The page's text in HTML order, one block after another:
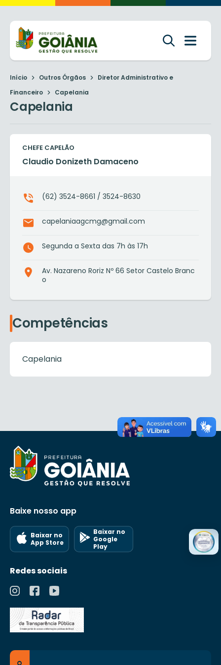
Início Outros Órgãos
Diretor Administrativo e
Financeiro
Capelania
Capelania
CHEFE CAPELÃO
Claudio Donizeth Damaceno
(62) 3524-8661 / 3524-8630
capelaniaagcmg@gmail.com
Segunda a Sexta das 7h às 17h
Av. Nazareno Roriz Nº 66 Setor Castelo Branc
o
Competências
Capelania
Baixe nosso app
Baixar no
App Store
Baixar no
Google
Play
Redes sociais